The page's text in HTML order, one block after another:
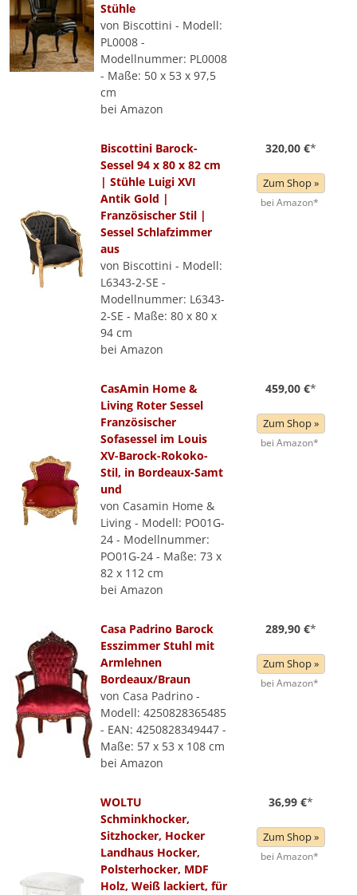
Stühle
von Biscottini - Modell:
PL0008 -
Modellnummer: PL0008
- Maße: 50 x 53 x 97,5
cm
bei Amazon
Biscottini Barock-
Sessel 94 x 80 x 82 cm
| Stühle Luigi XVI
Antik Gold |
Französischer Stil |
Sessel Schlafzimmer
aus
von Biscottini - Modell:
L6343-2-SE -
Modellnummer: L6343-
2-SE - Maße: 80 x 80 x
94 cm
bei Amazon
320,00 €*
Zum Shop »
bei Amazon*
CasAmin Home &
Living Roter Sessel
Französischer
Sofasessel im Louis
XV-Barock-Rokoko-
Stil, in Bordeaux-Samt
und
von Casamin Home &
Living - Modell: PO01G-
24 - Modellnummer:
PO01G-24 - Maße: 73 x
82 x 112 cm
bei Amazon
459,00 €*
Zum Shop »
bei Amazon*
Casa Padrino Barock
Esszimmer Stuhl mit
Armlehnen
Bordeaux/Braun
von Casa Padrino -
Modell: 4250828365485
- EAN: 4250828349447 -
Maße: 57 x 53 x 108 cm
bei Amazon
289,90 €*
Zum Shop »
bei Amazon*
WOLTU
Schminkhocker,
Sitzhocker, Hocker
Landhaus Hocker,
Polsterhocker, MDF
Holz, Weiß lackiert, für
36,99 €*
Zum Shop »
bei Amazon*